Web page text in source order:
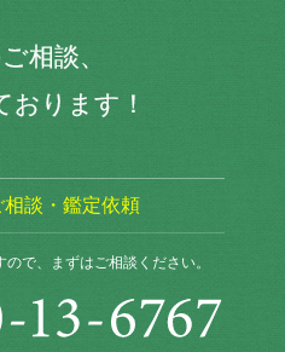
相談、
おります！
談・鑑定依頼
で、まずはご相談ください。